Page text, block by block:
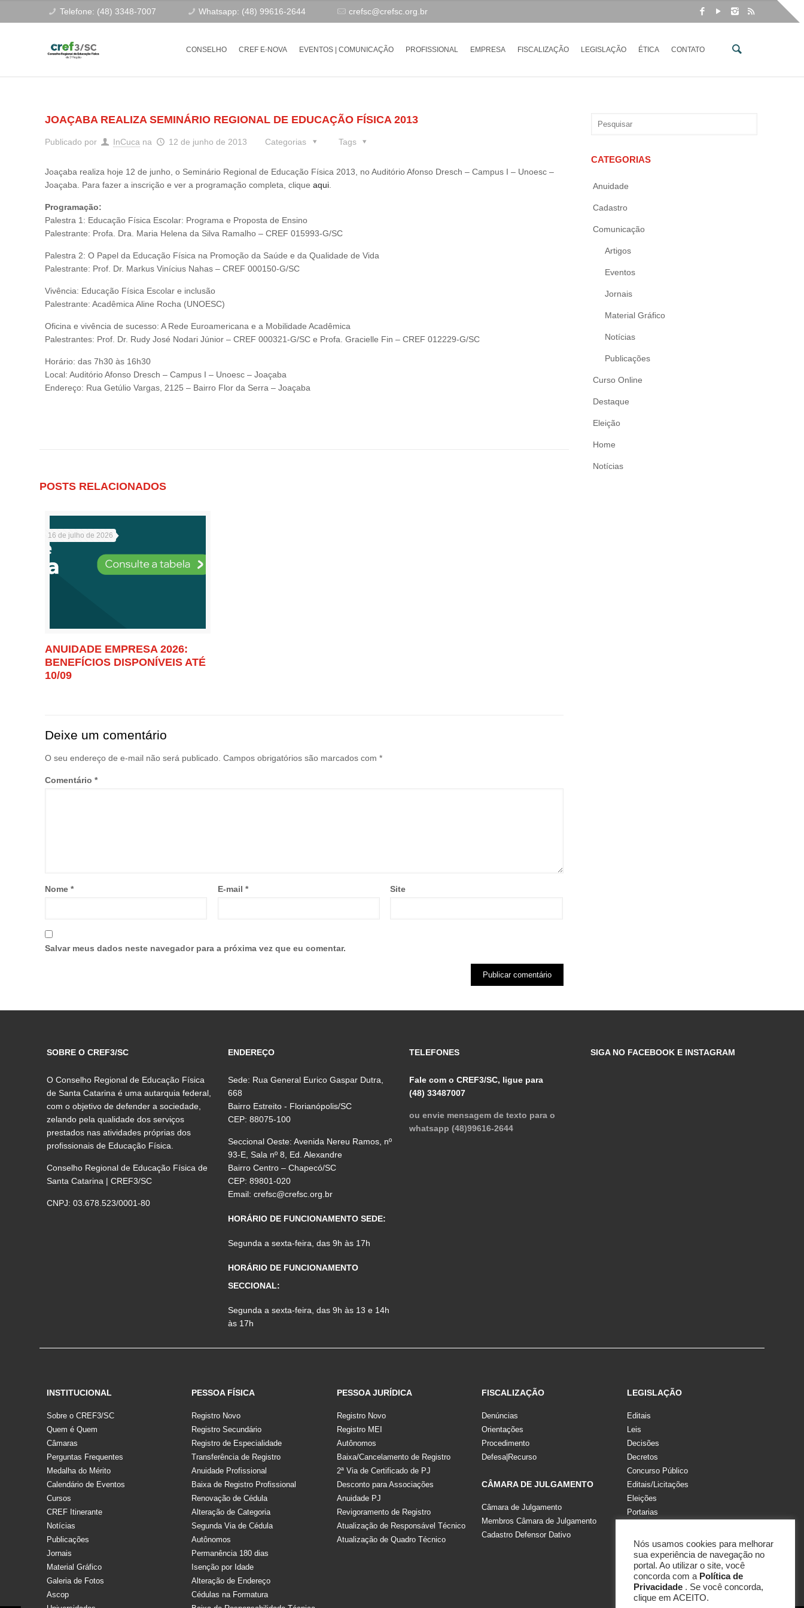
Telefone: (48) 3348-7007 Whatsapp: (48) 99616-2644 crefsc@crefsc.org.br
CONSELHO CREF E-NOVA EVENTOS | COMUNICAÇÃO PROFISSIONAL EMPRESA FISCALIZAÇÃO LEGISLAÇÃO ÉTICA CONTATO
JOAÇABA REALIZA SEMINÁRIO REGIONAL DE EDUCAÇÃO FÍSICA 2013
Publicado por InCuca na 12 de junho de 2013 Categorias Tags
Joaçaba realiza hoje 12 de junho, o Seminário Regional de Educação Física 2013, no Auditório Afonso Dresch – Campus I – Unoesc –
Joaçaba. Para fazer a inscrição e ver a programação completa, clique aqui.
Programação:
Palestra 1: Educação Física Escolar: Programa e Proposta de Ensino
Palestrante: Profa. Dra. Maria Helena da Silva Ramalho – CREF 015993-G/SC
Palestra 2: O Papel da Educação Física na Promoção da Saúde e da Qualidade de Vida
Palestrante: Prof. Dr. Markus Vinícius Nahas – CREF 000150-G/SC
Vivência: Educação Física Escolar e inclusão
Palestrante: Acadêmica Aline Rocha (UNOESC)
Oficina e vivência de sucesso: A Rede Euroamericana e a Mobilidade Acadêmica
Palestrantes: Prof. Dr. Rudy José Nodari Júnior – CREF 000321-G/SC e Profa. Gracielle Fin – CREF 012229-G/SC
Horário: das 7h30 às 16h30
Local: Auditório Afonso Dresch – Campus I – Unoesc – Joaçaba
Endereço: Rua Getúlio Vargas, 2125 – Bairro Flor da Serra – Joaçaba
POSTS RELACIONADOS
16 de julho de 2026
ANUIDADE EMPRESA 2026:
BENEFÍCIOS DISPONÍVEIS ATÉ
10/09
Deixe um comentário
O seu endereço de e-mail não será publicado. Campos obrigatórios são marcados com *
Comentário *
Nome * E-mail * Site
Salvar meus dados neste navegador para a próxima vez que eu comentar.
CATEGORIAS
Anuidade
Cadastro
Comunicação
Artigos
Eventos
Jornais
Material Gráfico
Notícias
Publicações
Curso Online
Destaque
Eleição
Home
Notícias
SOBRE O CREF3/SC
O Conselho Regional de Educação Física
de Santa Catarina é uma autarquia federal,
com o objetivo de defender a sociedade,
zelando pela qualidade dos serviços
prestados nas atividades próprias dos
profissionais de Educação Física.
Conselho Regional de Educação Física de
Santa Catarina | CREF3/SC
CNPJ: 03.678.523/0001-80
ENDEREÇO
Sede: Rua General Eurico Gaspar Dutra,
668
Bairro Estreito - Florianópolis/SC
CEP: 88075-100
Seccional Oeste: Avenida Nereu Ramos, nº
93-E, Sala nº 8, Ed. Alexandre
Bairro Centro – Chapecó/SC
CEP: 89801-020
Email:crefsc@crefsc.org.br
HORÁRIO DE FUNCIONAMENTO SEDE:
Segunda a sexta-feira, das 9h às 17h
HORÁRIO DE FUNCIONAMENTO
SECCIONAL:
Segunda a sexta-feira, das 9h às 13 e 14h
às 17h
TELEFONES
Fale com o CREF3/SC, ligue para
(48) 33487007
ou envie mensagem de texto para o
whatsapp (48)99616-2644
SIGA NO FACEBOOK E INSTAGRAM
INSTITUCIONAL
Sobre o CREF3/SC
Quem é Quem
Câmaras
Perguntas Frequentes
Medalha do Mérito
Calendário de Eventos
Cursos
CREF Itinerante
Notícias
Publicações
Jornais
Material Gráfico
Galeria de Fotos
Ascop
PESSOA FÍSICA
Registro Novo
Registro Secundário
Registro de Especialidade
Transferência de Registro
Anuidade Profissional
Baixa de Registro Profissional
Renovação de Cédula
Alteração de Categoria
Segunda Via de Cédula
Autônomos
Permanência 180 dias
Isenção por Idade
Alteração de Endereço
Cédulas na Formatura
PESSOA JURÍDICA
Registro Novo
Registro MEI
Autônomos
Baixa/Cancelamento de Registro
2ª Via de Certificado de PJ
Desconto para Associações
Anuidade PJ
Revigoramento de Registro
Atualização de Responsável Técnico
Atualização de Quadro Técnico
FISCALIZAÇÃO
Denúncias
Orientações
Procedimento
Defesa|Recurso
CÂMARA DE JULGAMENTO
Câmara de Julgamento
Membros Câmara de Julgamento
Cadastro Defensor Dativo
LEGISLAÇÃO
Editais
Leis
Decisões
Decretos
Concurso Público
Editais/Licitações
Eleições
Portarias
Resoluções
Nós usamos cookies para melhorar
sua experiência de navegação no
portal. Ao utilizar o site, você
concorda com a Política de
Privacidade . Se você concorda,
clique em ACEITO.